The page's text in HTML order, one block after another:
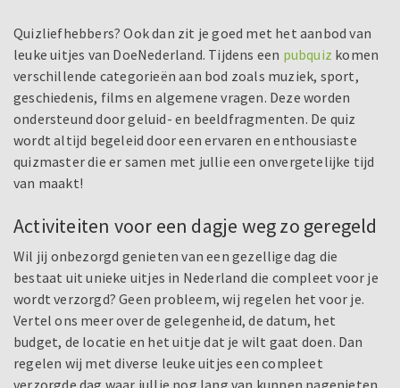
Quizliefhebbers? Ook dan zit je goed met het aanbod van
leuke uitjes van DoeNederland. Tijdens een pubquiz komen
verschillende categorieën aan bod zoals muziek, sport,
geschiedenis, films en algemene vragen. Deze worden
ondersteund door geluid- en beeldfragmenten. De quiz
wordt altijd begeleid door een ervaren en enthousiaste
quizmaster die er samen met jullie een onvergetelijke tijd
van maakt!
Activiteiten voor een dagje weg zo geregeld
Wil jij onbezorgd genieten van een gezellige dag die
bestaat uit unieke uitjes in Nederland die compleet voor je
wordt verzorgd? Geen probleem, wij regelen het voor je.
Vertel ons meer over de gelegenheid, de datum, het
budget, de locatie en het uitje dat je wilt gaat doen. Dan
regelen wij met diverse leuke uitjes een compleet
verzorgde dag waar jullie nog lang van kunnen nagenieten.